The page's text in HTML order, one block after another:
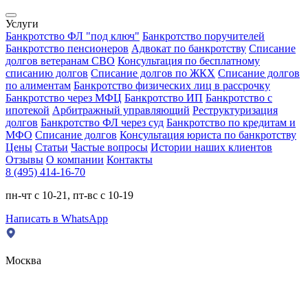
Услуги
Банкротство ФЛ "под ключ" Банкротство поручителей
Банкротство пенсионеров Адвокат по банкротству Списание
долгов ветеранам СВО Консультация по бесплатному
списанию долгов Списание долгов по ЖКХ Списание долгов
по алиментам Банкротство физических лиц в рассрочку
Банкротство через МФЦ Банкротство ИП Банкротство с
ипотекой Арбитражный управляющий Реструктуризация
долгов Банкротство ФЛ через суд Банкротство по кредитам и
МФО Списание долгов Консультация юриста по банкротству
Цены Статьи Частые вопросы Истории наших клиентов
Отзывы О компании Контакты
8 (495) 414-16-70
пн-чт с 10-21, пт-вс с 10-19
Написать в WhatsApp
Москва